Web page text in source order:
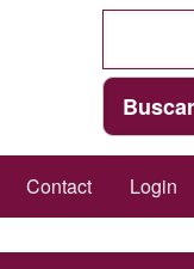
Contact Login